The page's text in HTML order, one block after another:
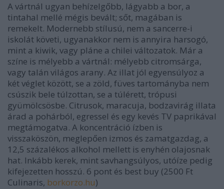
A vártnál ugyan behízelgőbb, lágyabb a bor, a
tintahal mellé mégis bevált; sőt, magában is
remekelt. Modernebb stílusú, nem a sancerre-i
iskolát követi, ugyanakkor nem is annyira harsogó,
mint a kiwik, vagy pláne a chilei változatok. Már a
színe is mélyebb a vártnál: mélyebb citromsárga,
vagy talán világos arany. Az illat jól egyensúlyoz a
két véglet között, se a zöld, füves tartományba nem
csúszik bele túlzottan, se a túlérett, trópusi
gyümölcsösbe. Citrusok, maracuja, bodzavirág illata
árad a pohárból, egressel és egy kevés TV paprikával
megtámogatva. A koncentráció ízben is
visszaköszön, meglepően izmos és zamatgazdag, a
12,5 százalékos alkohol mellett is enyhén olajosnak
hat. Inkább kerek, mint savhangsúlyos, utóíze pedig
kifejezetten hosszú. 6 pont és best buy (2500 Ft
Culinaris, borkorzo.hu)